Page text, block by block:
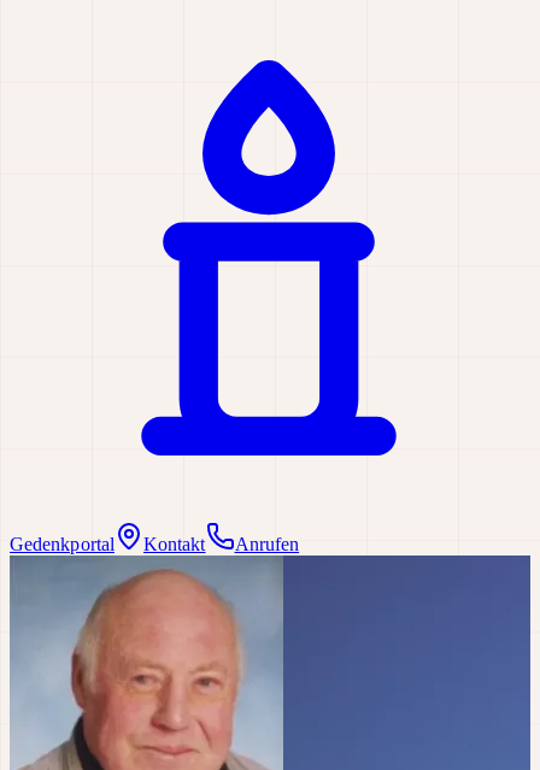
Gedenkportal Kontakt Anrufen